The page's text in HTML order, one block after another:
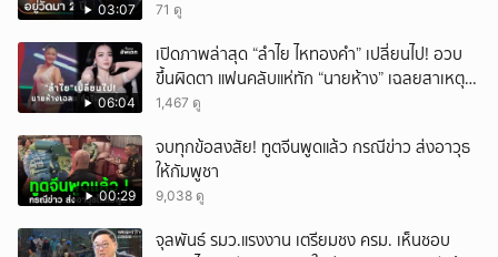
03:07 71 ดู
06:04
เปิดภาพล่าสุด “ลำไย ไหทองคำ” เปลี่ยนไป! อวบ
ขึ้นผิดตา แฟนคลับแห่ทัก “นายห้าง” เฉลยสาเหตุ
ชัด!
1,467 ดู
00:29
จบทุกข้อสงสัย! ทูตจีนพูดแล้ว กรณีข่าว ส่งอาวุธ
ให้กัมพูชา
9,038 ดู
จุลพันธ์ รมว.แรงงาน เตรียมชง ครม. เห็นชอบ